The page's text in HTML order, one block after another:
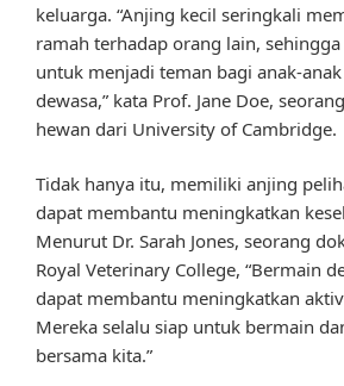
keluarga. “Anjing kecil seringkali
ramah terhadap orang lain,
untuk menjadi teman bagi anak-
dewasa,” kata Prof. Jane Doe,
hewan dari University of Cambridge.
Tidak hanya itu, memiliki anjing
dapat membantu meningkatkan
Menurut Dr. Sarah Jones, seorang
Royal Veterinary College, “Bermain
dapat membantu meningkatkan
Mereka selalu siap untuk bermain
bersama kita.”